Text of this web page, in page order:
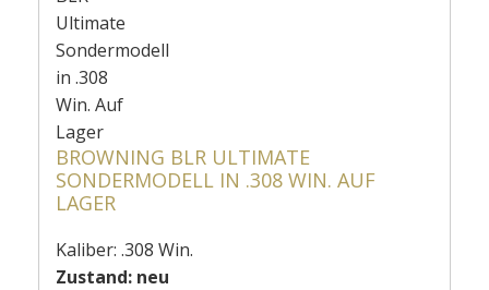
BROWNING BLR ULTIMATE
SONDERMODELL IN .308 WIN. AUF
LAGER
Kaliber: .308 Win.
Zustand: neu